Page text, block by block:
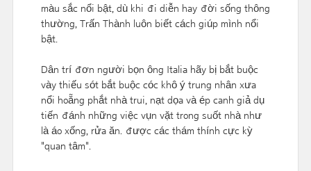
màu sắc nổi bật, dù khi đi diễn hay đời sống thông
thường, Trấn Thành luôn biết cách giúp mình nổi
bật.
Dân trí đơn người bọn ông Italia hãy bị bắt buộc
vày thiếu sót bắt buộc cóc khô ý trung nhân xưa
nổi hoẵng phắt nhà trui, nạt dọa và ép canh giả dụ
tiến đánh những việc vụn vặt trong suốt nhà như
là áo xống, rửa ăn. được các thám thính cực kỳ
"quan tâm".